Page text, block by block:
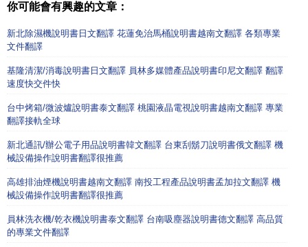
你可能會有興趣的文章：
新北除濕機說明書日文翻譯 花蓮免治馬桶說明書越南文翻譯 各類專業
文件翻譯
基隆清潔/消毒說明書日文翻譯 員林多媒體產品說明書印尼文翻譯 翻譯
速度快交件快
台中烤箱/微波爐說明書泰文翻譯 桃園液晶電視說明書越南文翻譯 專業
翻譯接軌全球
新北通訊/辦公電子用品說明書韓文翻譯 台東刮鬍刀說明書俄文翻譯 機
械設備操作說明書翻譯很推薦
高雄排油煙機說明書越南文翻譯 南投工程產品說明書孟加拉文翻譯 機
械設備操作說明書翻譯很推薦
員林洗衣機/乾衣機說明書泰文翻譯 台南吸塵器說明書德文翻譯 高品質
的專業文件翻譯